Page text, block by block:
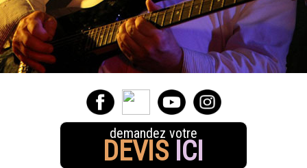
demandez votre
DEVIS ICI